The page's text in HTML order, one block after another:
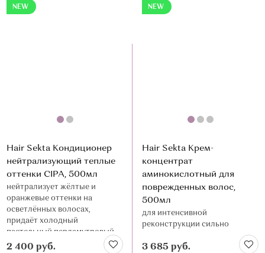
NEW
Hair Sekta Кондиционер
нейтрализующий теплые
оттенки CIPA, 500мл
нейтрализует жёлтые и
оранжевые оттенки на
осветлённых волосах,
придаёт холодный
пастельный перламутровый
цвет
2 400 руб.
NEW
Hair Sekta Крем-
концентрат
аминокислотный для
поврежденных волос,
500мл
для интенсивной
реконструкции сильно
поврежденных волос после
осветления, химических
3 685 руб.